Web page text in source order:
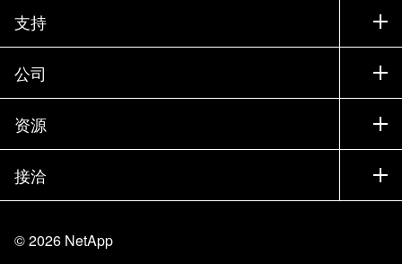
如何购买
联系销售部门
寻找合作伙伴
试用产品
贵宾体验中心
产品 A-Z
支持
支持
训练
文档中心
知识库
社区
学习
公司
公司
合作伙伴
招聘
信任中心
资源
新闻中心
活动
博客
接洽
站点反馈
©2026 NetApp